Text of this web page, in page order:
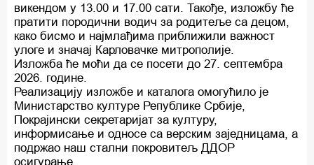
викендом у 13.00 и 17.00 сати. Такође, изложбу ће
пратити породични водич за родитеље са децом,
како бисмо и најмлађима приближили важност
улоге и значај Карловачке митрополије.
Изложба ће моћи да се посети до 27. септембра
2026. године.
Реализацију изложбе и каталога омогућило је
Министарство културе Републике Србије,
Покрајински секретаријат за културу,
информисање и односе са верским заједницама, а
подржао наш стални покровитељ ДДОР
осигурање.